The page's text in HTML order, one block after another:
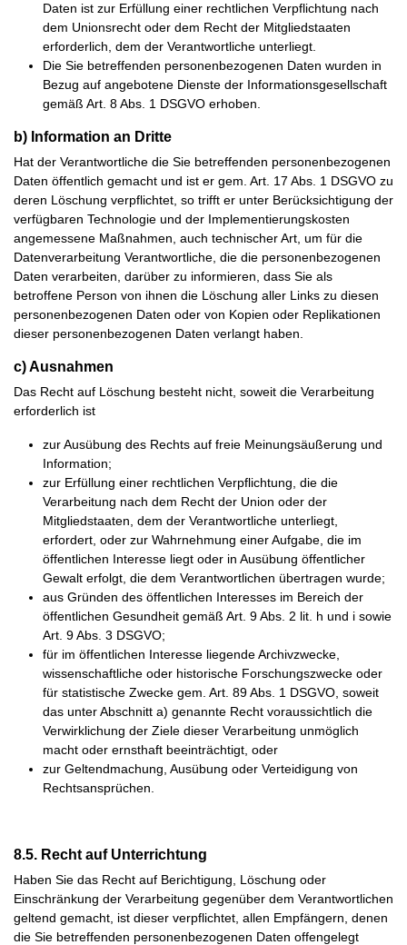
Daten ist zur Erfüllung einer rechtlichen Verpflichtung nach
dem Unionsrecht oder dem Recht der Mitgliedstaaten
erforderlich, dem der Verantwortliche unterliegt.
Die Sie betreffenden personenbezogenen Daten wurden in
Bezug auf angebotene Dienste der Informationsgesellschaft
gemäß Art. 8 Abs. 1 DSGVO erhoben.
b) Information an Dritte
Hat der Verantwortliche die Sie betreffenden personenbezogenen
Daten öffentlich gemacht und ist er gem. Art. 17 Abs. 1 DSGVO zu
deren Löschung verpflichtet, so trifft er unter Berücksichtigung der
verfügbaren Technologie und der Implementierungskosten
angemessene Maßnahmen, auch technischer Art, um für die
Datenverarbeitung Verantwortliche, die die personenbezogenen
Daten verarbeiten, darüber zu informieren, dass Sie als
betroffene Person von ihnen die Löschung aller Links zu diesen
personenbezogenen Daten oder von Kopien oder Replikationen
dieser personenbezogenen Daten verlangt haben.
c) Ausnahmen
Das Recht auf Löschung besteht nicht, soweit die Verarbeitung
erforderlich ist
zur Ausübung des Rechts auf freie Meinungsäußerung und
Information;
zur Erfüllung einer rechtlichen Verpflichtung, die die
Verarbeitung nach dem Recht der Union oder der
Mitgliedstaaten, dem der Verantwortliche unterliegt,
erfordert, oder zur Wahrnehmung einer Aufgabe, die im
öffentlichen Interesse liegt oder in Ausübung öffentlicher
Gewalt erfolgt, die dem Verantwortlichen übertragen wurde;
aus Gründen des öffentlichen Interesses im Bereich der
öffentlichen Gesundheit gemäß Art. 9 Abs. 2 lit. h und i sowie
Art. 9 Abs. 3 DSGVO;
für im öffentlichen Interesse liegende Archivzwecke,
wissenschaftliche oder historische Forschungszwecke oder
für statistische Zwecke gem. Art. 89 Abs. 1 DSGVO, soweit
das unter Abschnitt a) genannte Recht voraussichtlich die
Verwirklichung der Ziele dieser Verarbeitung unmöglich
macht oder ernsthaft beeinträchtigt, oder
zur Geltendmachung, Ausübung oder Verteidigung von
Rechtsansprüchen.
8.5. Recht auf Unterrichtung
Haben Sie das Recht auf Berichtigung, Löschung oder
Einschränkung der Verarbeitung gegenüber dem Verantwortlichen
geltend gemacht, ist dieser verpflichtet, allen Empfängern, denen
die Sie betreffenden personenbezogenen Daten offengelegt